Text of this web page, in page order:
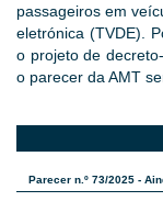
passageiros em
eletrónica (TVDE).
o projeto de
o parecer da AMT
Parecer n.º 73/2025 -